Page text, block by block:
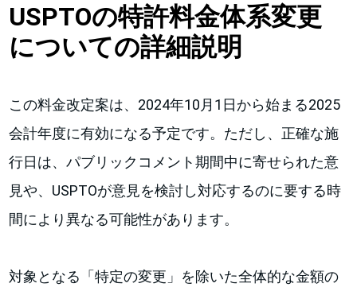
USPTOの特許料金体系変更
についての詳細説明
この料金改定案は、2024年10月1日から始まる2025
会計年度に有効になる予定です。ただし、正確な施
行日は、パブリックコメント期間中に寄せられた意
見や、USPTOが意見を検討し対応するのに要する時
間により異なる可能性があります。
対象となる「特定の変更」を除いた全体的な金額の